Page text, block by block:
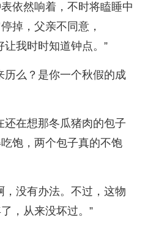
依然响着，不时将瞌睡中
掉，父亲不同意，
让我时时知道钟点。”
历么？是你一个秋假的成
还在想那冬瓜猪肉的包子
饱，两个包子真的不饱
，没有办法。不过，这物
，从来没坏过。”